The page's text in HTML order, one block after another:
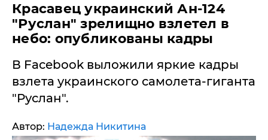
Красавец украинский Ан-124
"Руслан" зрелищно взлетел в
небо: опубликованы кадры
В Facebook выложили яркие кадры
взлета украинского самолета-гиганта
"Руслан".
Автор: Надежда Никитина